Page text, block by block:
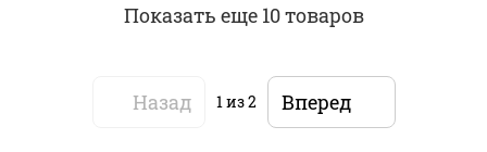
Показать еще 10 товаров
Назад 1из 2 Вперед